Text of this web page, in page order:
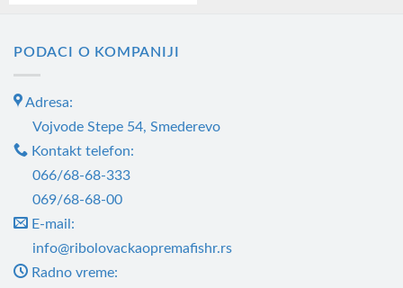
PODACI O KOMPANIJI
Adresa:
Vojvode Stepe 54, Smederevo
Kontakt telefon:
066/68-68-333
069/68-68-00
E-mail:
info@ribolovackaopremafishr.rs
Radno vreme: